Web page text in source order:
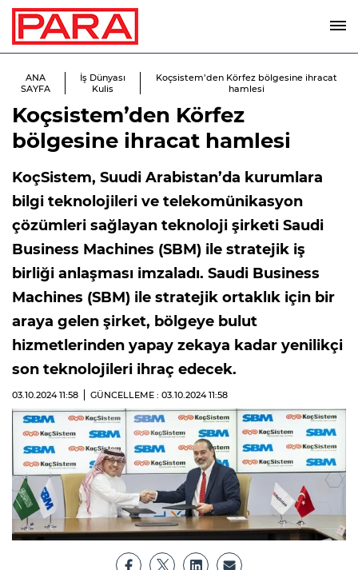
ANA
SAYFA
İş Dünyası
Kulis
Koçsistem’den Körfez bölgesine ihracat
hamlesi
Koçsistem’den Körfez
bölgesine ihracat hamlesi
KoçSistem, Suudi Arabistan’da kurumlara
bilgi teknolojileri ve telekomünikasyon
çözümleri sağlayan teknoloji şirketi Saudi
Business Machines (SBM) ile stratejik iş
birliği anlaşması imzaladı. Saudi Business
Machines (SBM) ile stratejik ortaklık için bir
araya gelen şirket, bölgeye bulut
hizmetlerinden yapay zekaya kadar yenilikçi
son teknolojileri ihraç edecek.
03.10.202411:58 GÜNCELLEME : 03.10.202411:58